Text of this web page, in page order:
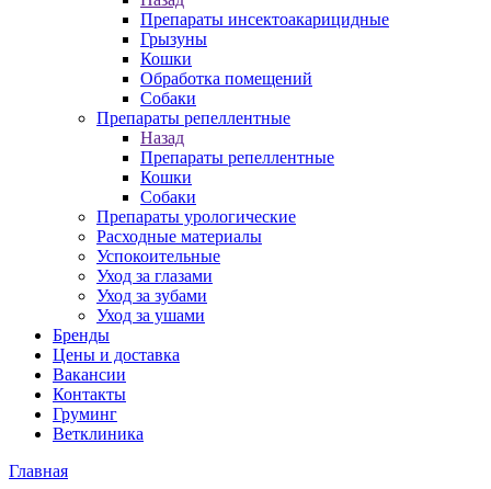
Препараты инсектоакарицидные
Грызуны
Кошки
Обработка помещений
Собаки
Препараты репеллентные
Назад
Препараты репеллентные
Кошки
Собаки
Препараты урологические
Расходные материалы
Успокоительные
Уход за глазами
Уход за зубами
Уход за ушами
Бренды
Цены и доставка
Вакансии
Контакты
Груминг
Ветклиника
Главная